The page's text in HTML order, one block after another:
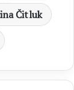
Čitluk